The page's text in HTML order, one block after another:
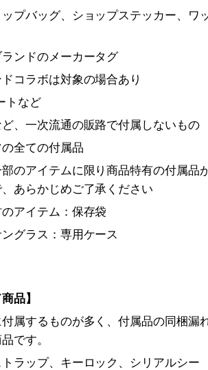
ップバッグ、ショップステッカー、ワ
ランドのメーカータグ
コラボは対象の場合あり
トなど
ど、一次流通の販路で付属しないもの
の全ての付属品
のアイテムに限り商品特有の付属品
あらかじめご了承ください
アイテム：保存袋
グラス：専用ケース
品】
属するものが多く、付属品の同梱漏
です。
ラップ、キーロック、シリアルシー